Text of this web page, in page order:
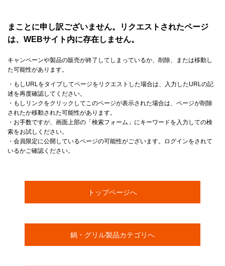
まことに申し訳ございません。リクエストされたページ
は、WEBサイト内に存在しません。
キャンペーンや製品の販売が終了してしまっているか、削除、または移動し
た可能性があります。
・もしURLをタイプしてページをリクエストした場合は、入力したURLの記
述を再度確認してください。
・もしリンクをクリックしてこのページが表示された場合は、ページが削除
されたか移動された可能性があります。
・お手数ですが、画面上部の「検索フォーム」にキーワードを入力しての検
索をお試しください。
・会員限定に公開しているページの可能性がございます。ログインをされて
いるかご確認ください。
トップページへ
鍋・グリル製品カテゴリへ